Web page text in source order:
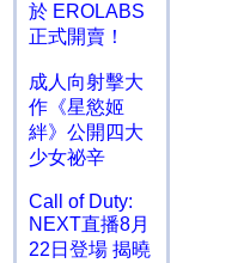
於 EROLABS
正式開賣！
成人向射擊大
作《星慾姬
絆》公開四大
少女祕辛
Call of Duty:
NEXT直播8月
22日登場 揭曉